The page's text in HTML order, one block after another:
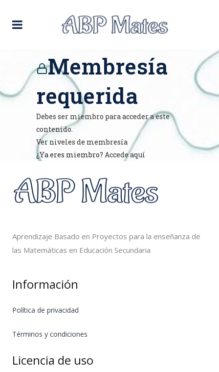
Membresía
requerida
Debes ser miembro para acceder a este
contenido.
Ver niveles de membresía
¿Ya eres miembro? Accede aquí
Aprendizaje Basado en Proyectos para la enseñanza de
las Matemáticas en Educación Secundaria
Información
Política de privacidad
Términos y condiciones
Licencia de uso